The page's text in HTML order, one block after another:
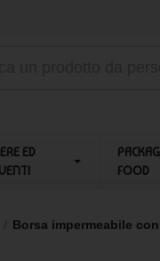
ED
FOOD
Borsa impermeabile